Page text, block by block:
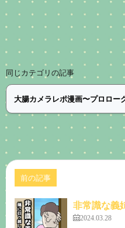
同じカテゴリの記事
前の記事
非常識な義
2024.03.28